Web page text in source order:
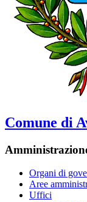
Comune di
Organi di
Aree
Uffici